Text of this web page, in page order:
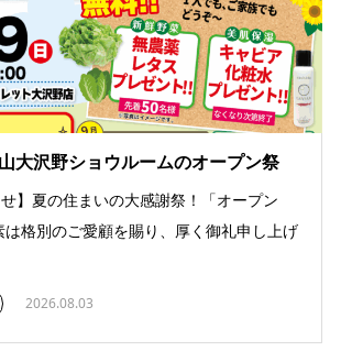
大沢野ショウルームのオープン祭
せ】夏の住まいの大感謝祭！「オープン
格別のご愛顧を賜り、厚く御礼申し上げ
2026.08.03